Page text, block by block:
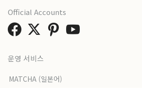
운영 서비스
MATCHA (일본어)
Official Accounts